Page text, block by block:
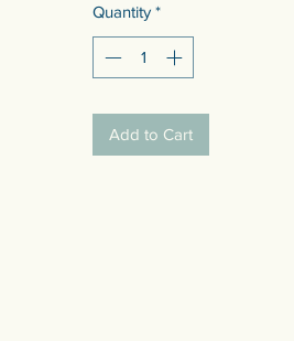
to us to get quotation.
เหล็กดัด
สามารถปรับแต่งขนาดได้ พู
รับใบเสนอราคา
Quantity *
Add to Cart